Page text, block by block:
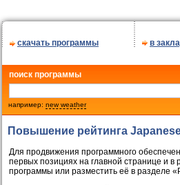
скачать программы в
поиск программы
например: new weather
Повышение рейтинга
Для продвижения программного
первых позициях на главной странице и в
программы или разместить её в разделе